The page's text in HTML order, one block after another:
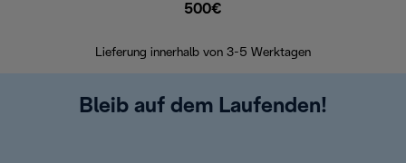
500€
Lieferung innerhalb von 3-5 Werktagen
Bleib auf dem Laufenden!